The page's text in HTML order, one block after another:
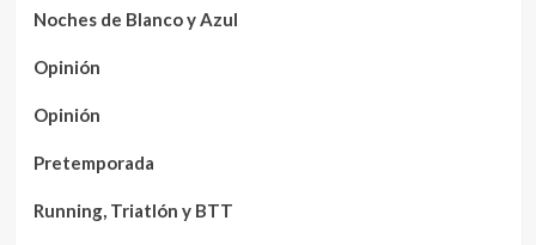
Noches de Blanco y Azul
Opinión
Opinión
Pretemporada
Running, Triatlón y BTT